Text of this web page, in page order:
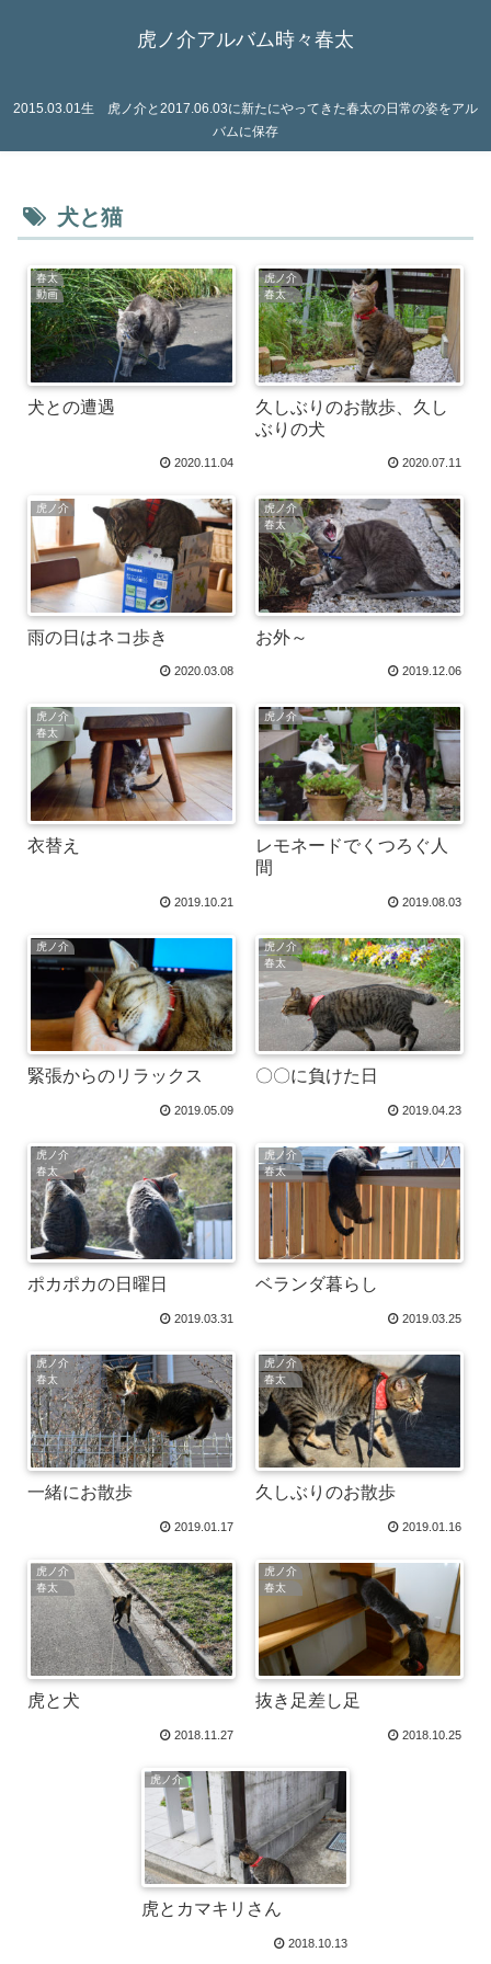
虎ノ介アルバム時々春太
2015.03.01生 虎ノ介と2017.06.03に新たにやってきた春太の日常の姿をアル
バムに保存
犬と猫
春太
動画
犬との遭遇
2020.11.04
虎ノ介
春太
久しぶりのお散歩、久し
ぶりの犬
2020.07.11
虎ノ介
雨の日はネコ歩き
2020.03.08
虎ノ介
春太
お外～
2019.12.06
虎ノ介
春太
衣替え
2019.10.21
虎ノ介
レモネードでくつろぐ人
間
2019.08.03
虎ノ介
緊張からのリラックス
2019.05.09
虎ノ介
春太
〇〇に負けた日
2019.04.23
虎ノ介
春太
ポカポカの日曜日
2019.03.31
虎ノ介
春太
ベランダ暮らし
2019.03.25
虎ノ介
春太
一緒にお散歩
2019.01.17
虎ノ介
春太
久しぶりのお散歩
2019.01.16
虎ノ介
春太
虎と犬
2018.11.27
虎ノ介
春太
抜き足差し足
2018.10.25
虎ノ介
虎とカマキリさん
2018.10.13